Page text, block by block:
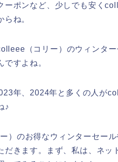
ーポンなど、少しでも安く
ね。
（コリー）のウィンタ
すよね。
年、2024年と多くの人が
♪
）のお得なウィンターセー
きます。まず、私は、ネッ